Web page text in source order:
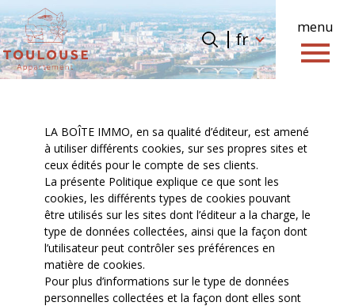
menu
Langue
fr
Accueil 0 Langue
fr
LA BOÎTE IMMO, en sa qualité d’éditeur, est amené
à utiliser différents cookies, sur ses propres sites et
ceux édités pour le compte de ses clients.
La présente Politique explique ce que sont les
cookies, les différents types de cookies pouvant
être utilisés sur les sites dont l’éditeur a la charge, le
type de données collectées, ainsi que la façon dont
l’utilisateur peut contrôler ses préférences en
matière de cookies.
Pour plus d’informations sur le type de données
personnelles collectées et la façon dont elles sont